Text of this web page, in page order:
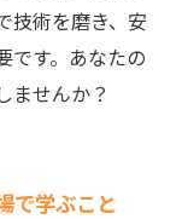
技術を磨き、安
です。あなたの
ませんか？
で学ぶこと